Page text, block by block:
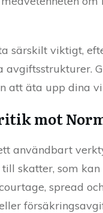
särskilt viktigt,
avgiftsstrukturer.
att äta upp dina
mot
användbart
skatter, som
spread